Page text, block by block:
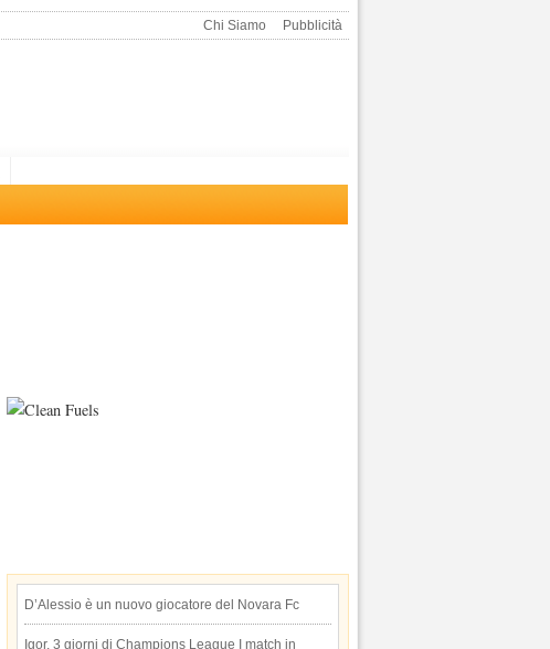
Chi Siamo Pubblicità
D’Alessio è un nuovo giocatore del Novara Fc
Igor, 3 giorni di Champions League I match in